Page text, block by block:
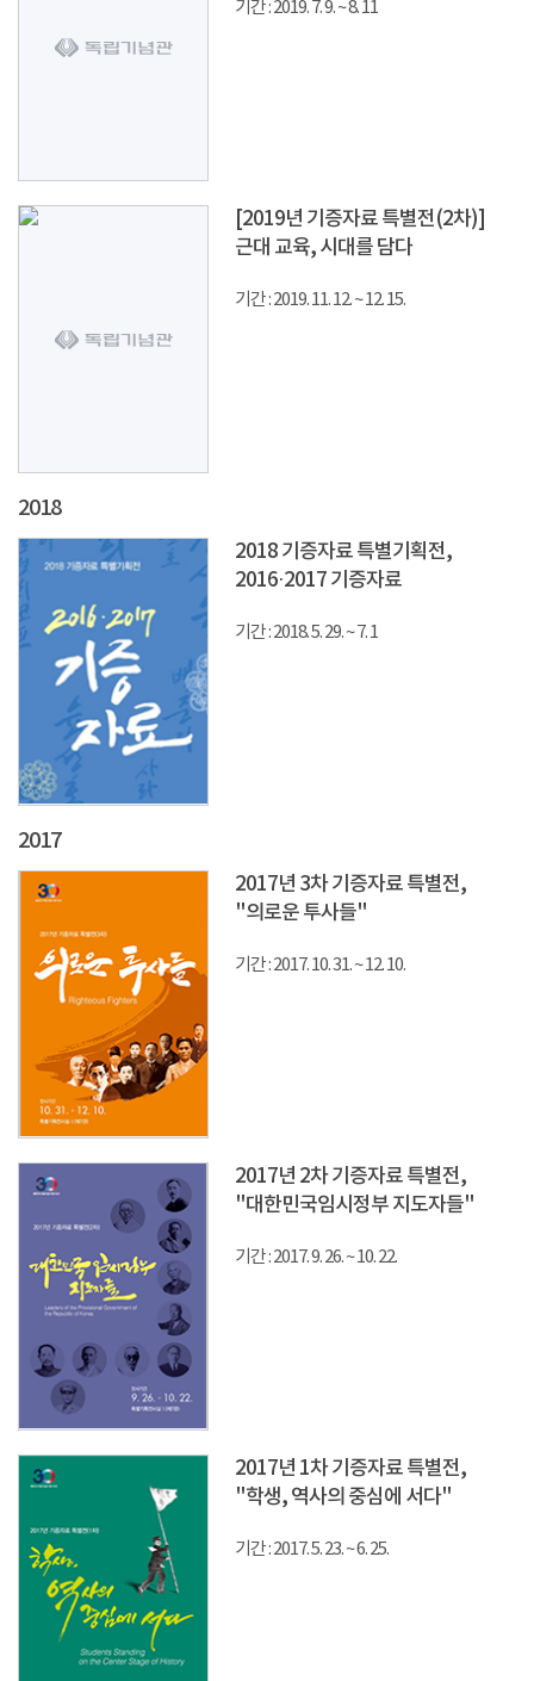
기간 : 2019. 7. 9. ~ 8. 11
[2019년 기증자료 특별전(2차)]
근대 교육, 시대를 담다
기간 : 2019. 11. 12. ~ 12. 15.
2018
2018 기증자료 특별기획전,
2016·2017 기증자료
기간 : 2018. 5. 29. ~ 7. 1
2017
2017년 3차 기증자료 특별전,
"의로운 투사들"
기간 : 2017. 10. 31. ~ 12. 10.
2017년 2차 기증자료 특별전,
"대한민국임시정부 지도자들"
기간 : 2017. 9. 26. ~ 10. 22.
2017년 1차 기증자료 특별전,
"학생, 역사의 중심에 서다"
기간 : 2017. 5. 23. ~ 6. 25.